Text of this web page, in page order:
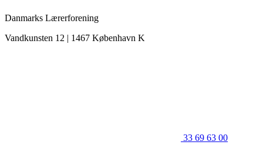
Danmarks Lærerforening
Vandkunsten 12 | 1467 København K
33 69 63 00